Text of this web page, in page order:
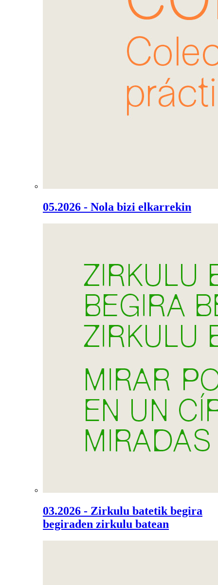
05.2026 - Nola bizi elkarrekin
03.2026 - Zirkulu batetik begira
begiraden zirkulu batean